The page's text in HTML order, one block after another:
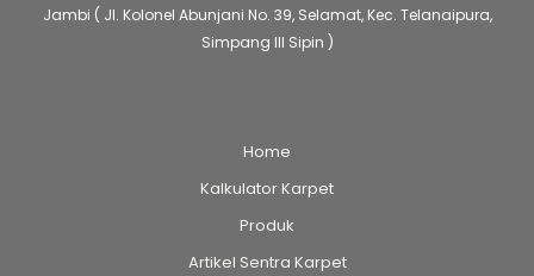
Jambi ( Jl. Kolonel Abunjani No. 39, Selamat, Kec. Telanaipura,
Simpang III Sipin )
Home
Kalkulator Karpet
Produk
Artikel Sentra Karpet